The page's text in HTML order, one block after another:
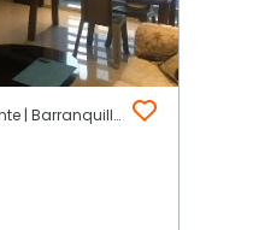
BARRANQUILLA | Noroccidente | Barranquilla